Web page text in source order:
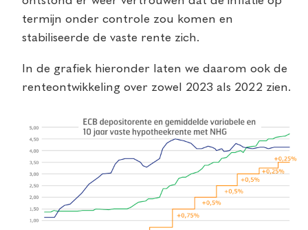
termijn onder controle zou komen en
stabiliseerde de vaste rente zich.
In de grafiek hieronder laten we daarom ook de
renteontwikkeling over zowel 2023 als 2022 zien.